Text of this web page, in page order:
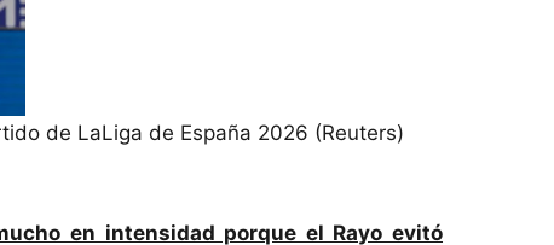
de LaLiga de España 2026 (Reuters)
en intensidad porque el Rayo evitó